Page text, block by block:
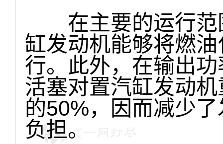
在主要的运行范
缸发动机能够将燃
行。此外，在输出
活塞对置汽缸发动
的50%，因而减少
负担。